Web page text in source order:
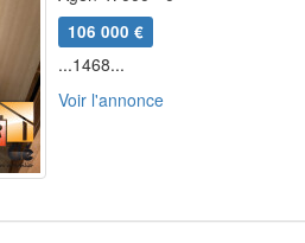
106 000 €
...1468...
Voir l'annonce